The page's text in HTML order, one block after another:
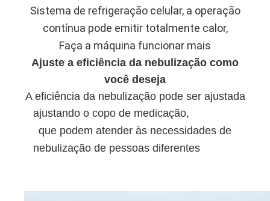
Sistema de refrigeração celular, a operação
contínua pode emitir totalmente calor,
Faça a máquina funcionar mais
Ajuste a eficiência da nebulização como
você deseja
A eficiência da nebulização pode ser ajustada
ajustando o copo de medicação,
que podem atender às necessidades de
nebulização de pessoas diferentes